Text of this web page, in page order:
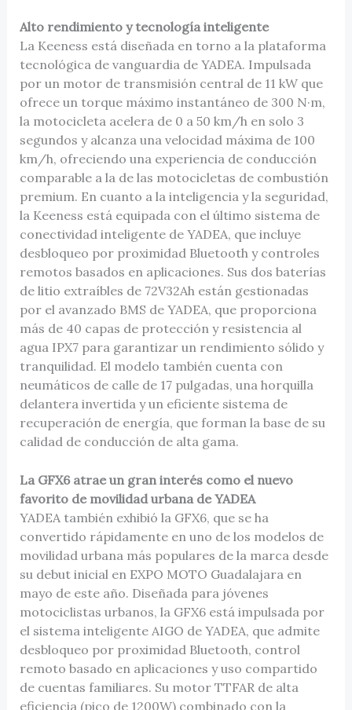
Alto rendimiento y tecnología inteligente
La Keeness está diseñada en torno a la plataforma
tecnológica de vanguardia de YADEA. Impulsada
por un motor de transmisión central de 11 kW que
ofrece un torque máximo instantáneo de 300 N·m,
la motocicleta acelera de 0 a 50 km/h en solo 3
segundos y alcanza una velocidad máxima de 100
km/h, ofreciendo una experiencia de conducción
comparable a la de las motocicletas de combustión
premium. En cuanto a la inteligencia y la seguridad,
la Keeness está equipada con el último sistema de
conectividad inteligente de YADEA, que incluye
desbloqueo por proximidad Bluetooth y controles
remotos basados en aplicaciones. Sus dos baterías
de litio extraíbles de 72V32Ah están gestionadas
por el avanzado BMS de YADEA, que proporciona
más de 40 capas de protección y resistencia al
agua IPX7 para garantizar un rendimiento sólido y
tranquilidad. El modelo también cuenta con
neumáticos de calle de 17 pulgadas, una horquilla
delantera invertida y un eficiente sistema de
recuperación de energía, que forman la base de su
calidad de conducción de alta gama.
La GFX6 atrae un gran interés como el nuevo
favorito de movilidad urbana de YADEA
YADEA también exhibió la GFX6, que se ha
convertido rápidamente en uno de los modelos de
movilidad urbana más populares de la marca desde
su debut inicial en EXPO MOTO Guadalajara en
mayo de este año. Diseñada para jóvenes
motociclistas urbanos, la GFX6 está impulsada por
el sistema inteligente AIGO de YADEA, que admite
desbloqueo por proximidad Bluetooth, control
remoto basado en aplicaciones y uso compartido
de cuentas familiares. Su motor TTFAR de alta
eficiencia (pico de 1200W) combinado con la